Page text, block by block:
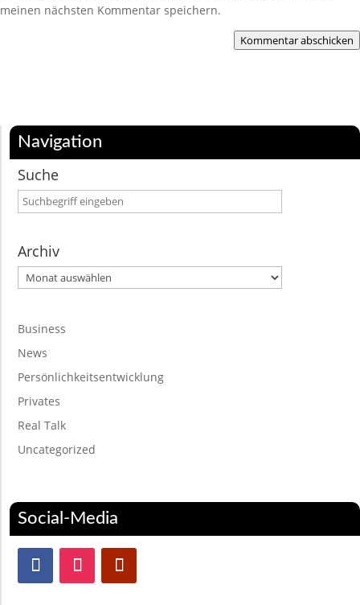
meinen nächsten Kommentar speichern.
Kommentar abschicken
Navigation
Suche
Archiv
Archiv
Business
News
Persönlichkeitsentwicklung
Privates
Real Talk
Uncategorized
Social-Media